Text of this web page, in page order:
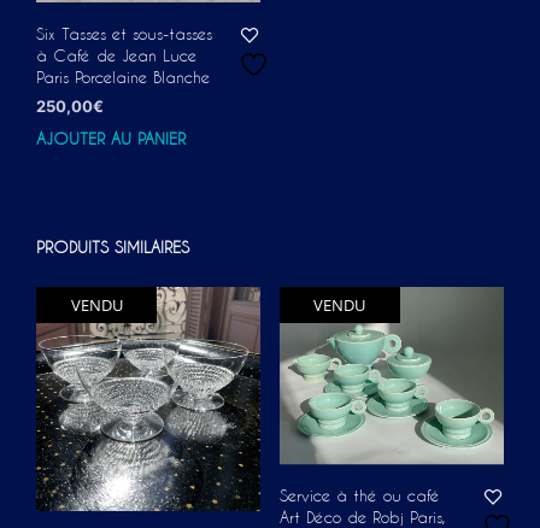
Six Tasses et sous-tasses
à Café de Jean Luce
Paris Porcelaine Blanche
250,00€
AJOUTER AU PANIER
PRODUITS SIMILAIRES
VENDU VENDU
Service à thé ou café
Art Déco de Robj Paris,